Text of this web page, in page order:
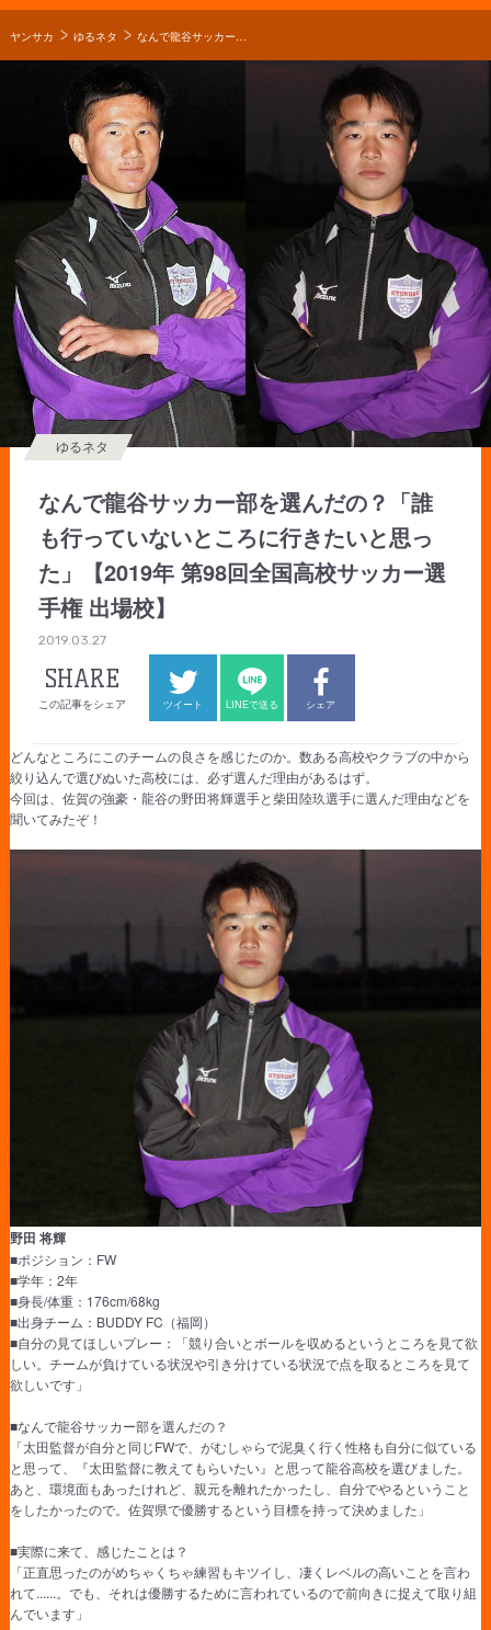
ヤンサカ ゆるネタ なんで龍谷サッカー部を選んだの？「誰も行っていないところに行きたいと思った」【2019年 第98回全国高校サッカー選手権 出場校】
なんで龍谷サッカー部を選んだの？「誰
も行っていないところに行きたいと思っ
た」【2019年 第98回全国高校サッカー選
手権 出場校】
ゆるネタ
2019.03.27
SHARE
この記事をシェア ツイート LINEで送る シェア
どんなところにこのチームの良さを感じたのか。数ある高校やクラブの中から
絞り込んで選びぬいた高校には、必ず選んだ理由があるはず。
今回は、佐賀の強豪・龍谷の野田将輝選手と柴田陸玖選手に選んだ理由などを
聞いてみたぞ！
野田 将輝
■ポジション：FW
■学年：2年
■身長/体重：176cm/68kg
■出身チーム：BUDDY FC（福岡）
■自分の見てほしいプレー：「競り合いとボールを収めるというところを見て欲
しい。チームが負けている状況や引き分けている状況で点を取るところを見て
欲しいです」
■なんで龍谷サッカー部を選んだの？
「太田監督が自分と同じFWで、がむしゃらで泥臭く行く性格も自分に似ている
と思って、『太田監督に教えてもらいたい』と思って龍谷高校を選びました。
あと、環境面もあったけれど、親元を離れたかったし、自分でやるということ
をしたかったので。佐賀県で優勝するという目標を持って決めました」
■実際に来て、感じたことは？
「正直思ったのがめちゃくちゃ練習もキツイし、凄くレベルの高いことを言わ
れて......。でも、それは優勝するために言われているので前向きに捉えて取り組
んでいます」